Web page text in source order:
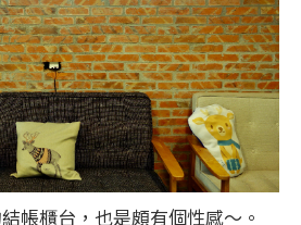
帳櫃台，也是頗有個性感～。